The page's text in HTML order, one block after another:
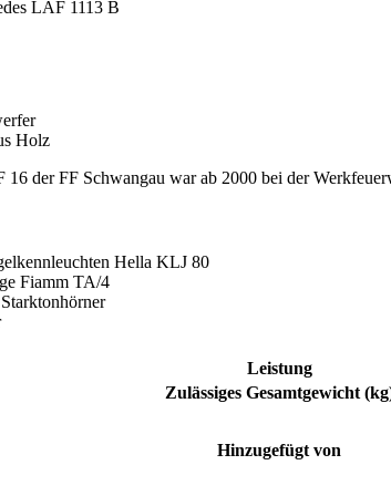
LAF 1113 B
Holz
16 der FF Schwangau war ab 2000 bei der
Hella KLJ 80
Fiamm TA/4
Leistung
Zulässiges Gesamtgewicht
Hinzugefügt von